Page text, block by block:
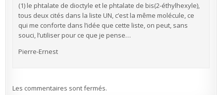
(1) le phtalate de dioctyle et le phtalate de bis(2-éthylhexyle),
tous deux cités dans la liste UN, c’est la même molécule, ce
qui me conforte dans l’idée que cette liste, on peut, sans
souci, l’utiliser pour ce que je pense…
Pierre-Ernest
Les commentaires sont fermés.